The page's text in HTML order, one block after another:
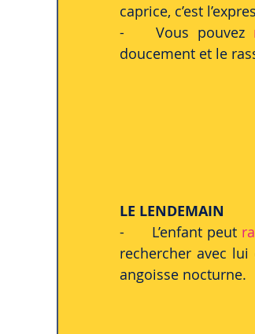
caprice, c’est
-	Vous pouvez
doucement et le
LE LENDEMAIN
-	L’enfant peut
rechercher avec
angoisse nocturne.